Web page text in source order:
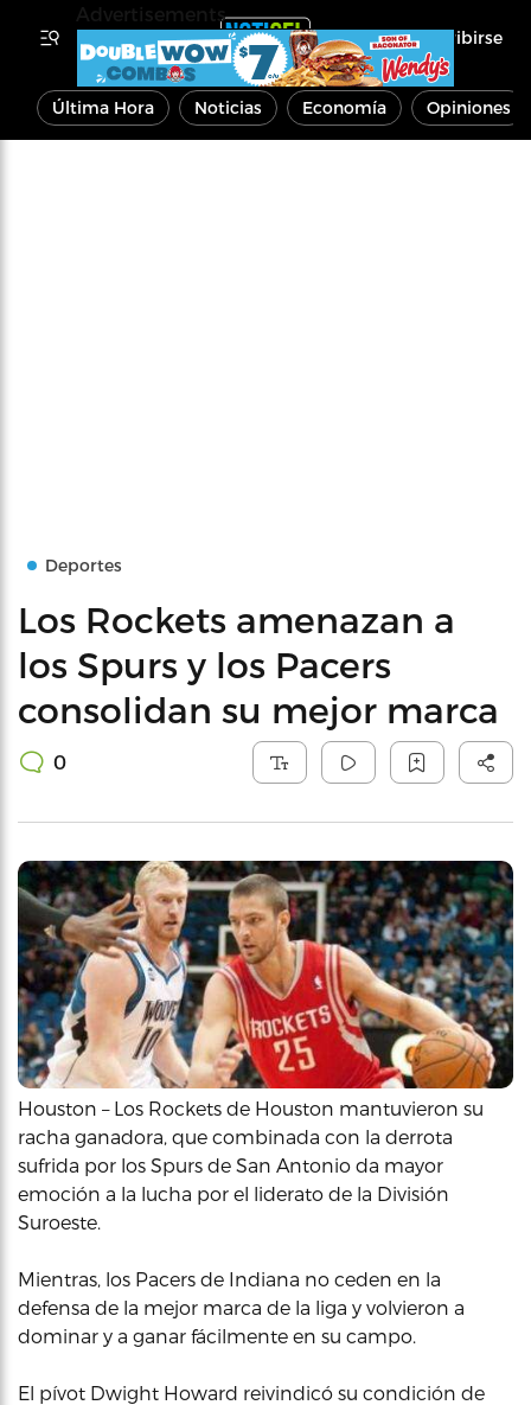
Inscribirse
Última Hora Noticias Economía Opiniones
Deportes
Los Rockets amenazan a
los Spurs y los Pacers
consolidan su mejor marca
0
Houston – Los Rockets de Houston mantuvieron su
racha ganadora, que combinada con la derrota
sufrida por los Spurs de San Antonio da mayor
emoción a la lucha por el liderato de la División
Suroeste.
Mientras, los Pacers de Indiana no ceden en la
defensa de la mejor marca de la liga y volvieron a
dominar y a ganar fácilmente en su campo.
El pívot Dwight Howard reivindicó su condición de
Advertisements